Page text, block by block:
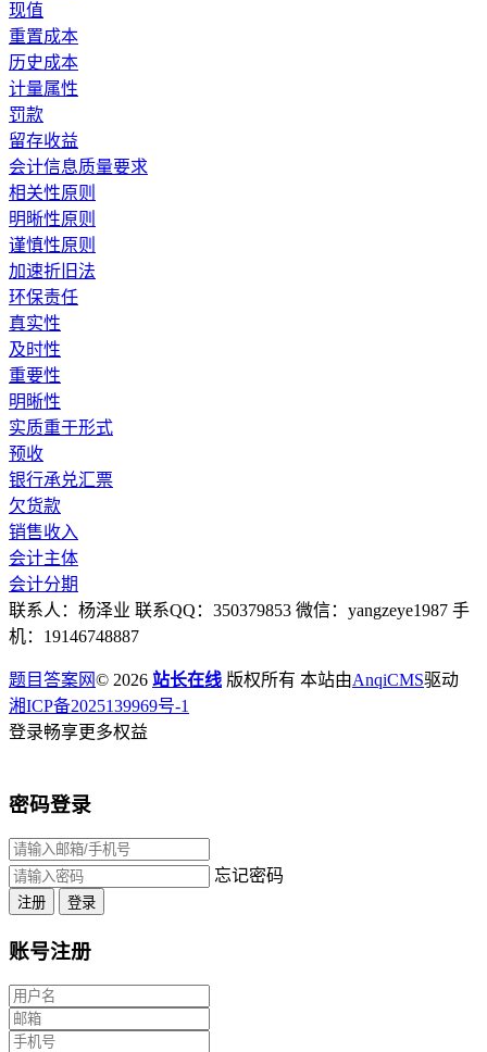
现值
重置成本
历史成本
计量属性
罚款
留存收益
会计信息质量要求
相关性原则
明晰性原则
谨慎性原则
加速折旧法
环保责任
真实性
及时性
重要性
明晰性
实质重于形式
预收
银行承兑汇票
欠货款
销售收入
会计主体
会计分期
联系人：杨泽业 联系QQ：350379853 微信：yangzeye1987 手
机：19146748887
题目答案网© 2026 站长在线 版权所有 本站由AnqiCMS驱动
湘ICP备2025139969号-1
登录畅享更多权益
密码登录
忘记密码
注册 登录
账号注册